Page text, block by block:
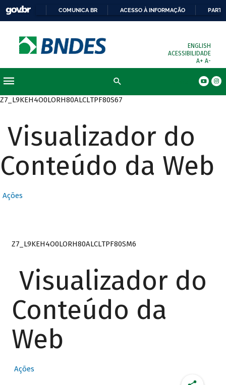
COMUNICA BR ACESSO À INFORMAÇÃO
ENGLISH
ACESSIBILIDADE
A+ A-
Z7_L9KEH4O0LORH80ALCLTPF80S67
Visualizador do
Conteúdo da Web
Ações
Z7_L9KEH4O0LORH80ALCLTPF80SM6
Visualizador do
Conteúdo da
Web
Ações